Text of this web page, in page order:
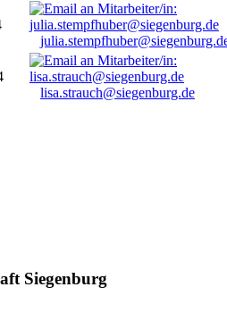
lisa.strauch@siegenburg.de
Siegenburg